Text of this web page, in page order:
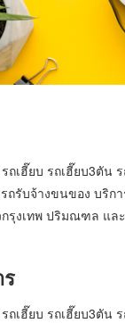
ถเฮี๊ยบ รถเฮี๊ยบ3ตั
ถรับจ้างขนของ บริก
รุงเทพ ปริมณฑล แล
ถเฮี๊ยบ รถเฮี๊ยบ3ตัน